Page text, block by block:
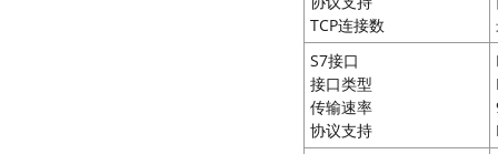
TCP连接数
S7接口
接口类型
传输速率
协议支持